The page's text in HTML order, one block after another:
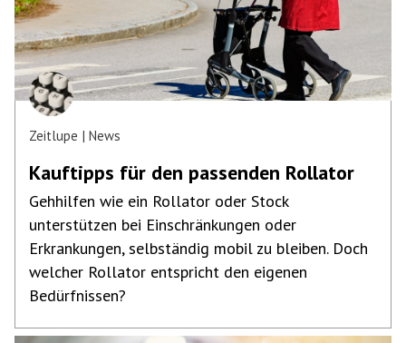
Zeitlupe News
Kauftipps für den passenden Rollator
Gehhilfen wie ein Rollator oder Stock
unterstützen bei Einschränkungen oder
Erkrankungen, selbständig mobil zu bleiben. Doch
welcher Rollator entspricht den eigenen
Bedürfnissen?